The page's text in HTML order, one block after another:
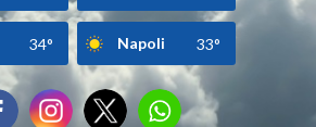
34° Napoli 33°